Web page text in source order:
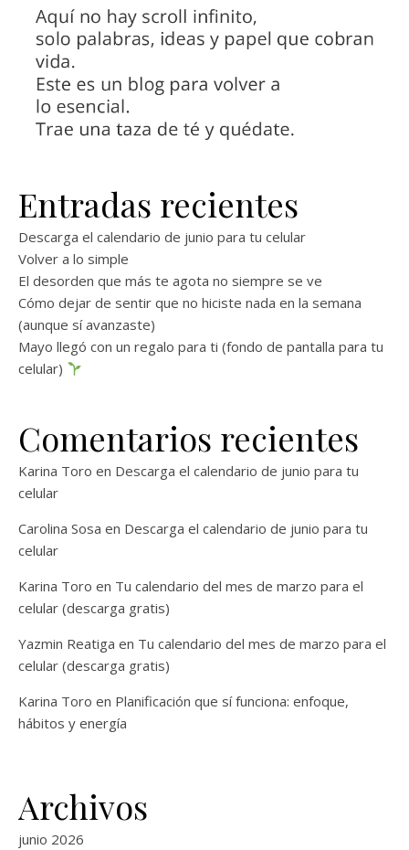
Entradas recientes
Descarga el calendario de junio para tu celular
Volver a lo simple
El desorden que más te agota no siempre se ve
Cómo dejar de sentir que no hiciste nada en la semana
(aunque sí avanzaste)
Mayo llegó con un regalo para ti (fondo de pantalla para tu
celular)
Comentarios recientes
Karina Toro en Descarga el calendario de junio para tu
celular
Carolina Sosa en Descarga el calendario de junio para tu
celular
Karina Toro en Tu calendario del mes de marzo para el
celular (descarga gratis)
Yazmin Reatiga en Tu calendario del mes de marzo para el
celular (descarga gratis)
Karina Toro en Planificación que sí funciona: enfoque,
hábitos y energía
Archivos
junio 2026